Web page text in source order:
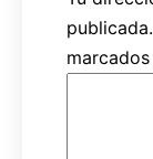
publicada.